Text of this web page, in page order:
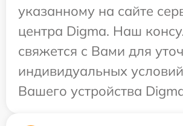
указанному на сайте
центра Digma. Наш
свяжется с Вами для
индивидуальных
Вашего устройства